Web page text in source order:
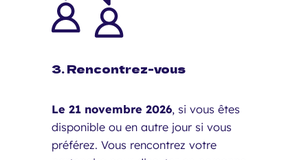
3. Rencontrez-vous
Le 21 novembre 2026, si vous êtes
disponible ou en autre jour si vous
préférez. Vous rencontrez votre